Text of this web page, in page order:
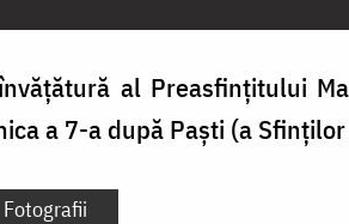
al Preasfințitului
a 7-a după Paști (a
Fotografii